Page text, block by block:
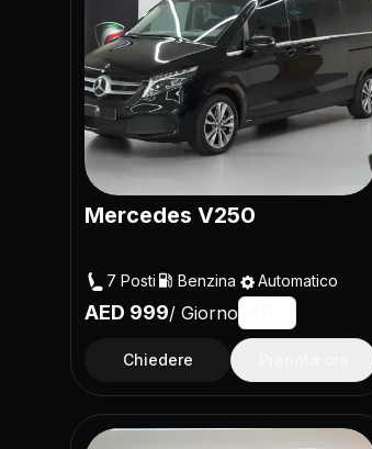
Mercedes V250
7 Posti Benzina Automatico
AED 999/ Giorno
Chiedere